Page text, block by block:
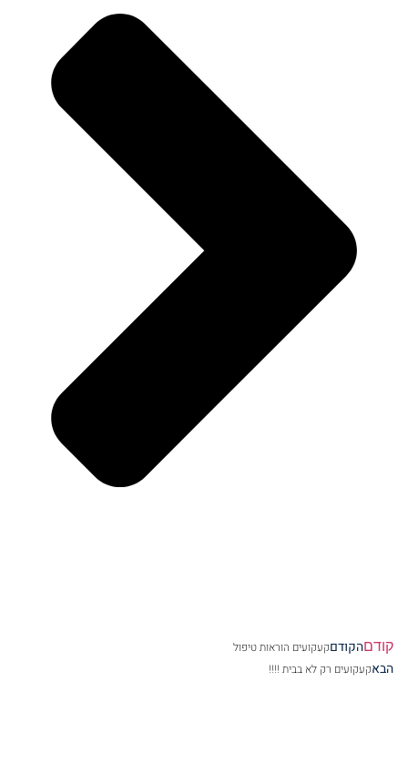
קודםהקודםקעקועים הוראות טיפול
הבאקעקועים רק לא בבית !!!!